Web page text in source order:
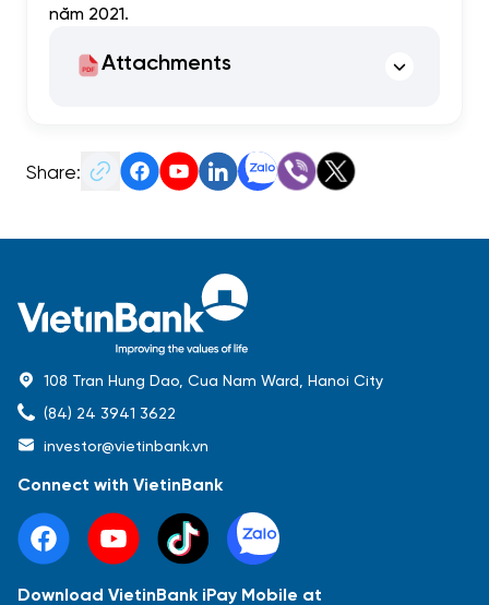
năm 2021.
Attachments
Share:
108 Tran Hung Dao, Cua Nam Ward, Hanoi City
(84) 24 3941 3622
investor@vietinbank.vn
Connect with VietinBank
Download VietinBank iPay Mobile at